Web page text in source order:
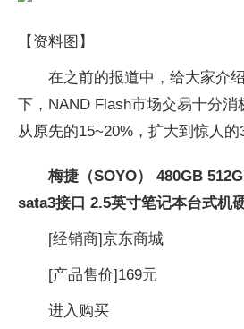
【资料图】
在之前的报道中，给大家介
下，NAND Flash市场交易十分消
从原先的15~20%，扩大到惊人的
梅捷（SOYO） 480GB
sata3接口 2.5英寸笔记本台式机
[经销商]京东商城
[产品售价]169元
进入购买